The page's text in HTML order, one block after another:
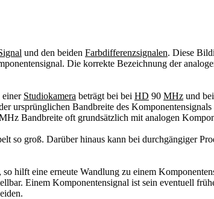
und den beiden Farbdifferenzsignalen. Diese
Die korrekte Bezeichnung der
einer Studiokamera beträgt bei bei HD 90 MHz und bei
ursprünglichen Bandbreite des
Bandbreite oft grundsätzlich mit analogen
so groß. Darüber hinaus kann bei durchgängiger
hilft eine erneute Wandlung zu einem
Einem Komponentensignal ist sein eventuell